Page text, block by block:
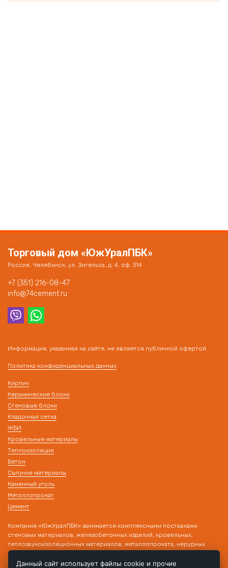
Торговый дом «ЮжУралПБК»
Россия, Челябинск, ул. Энгельса, д. 4, оф. 314
+7 (351) 216-08-47
info@74cement.ru
Информация, указанная на сайте, не является публичной офертой
Политика конфиденциальных данных
Кирпич
Керамические блоки
Стеновые блоки
Кладочная сетка
ЖБИ
Кровельные материалы
Теплоизоляция
Бетон
Сыпучие материалы
Каменный уголь
Металлопрокат
Цемент
Компания «ЮжУралПБК» занимается комплексными поставками
стеновых материалов, железобетонных изделий, кровельных,
теплозвукоизоляционных материалов, металлопроката, нерудных
материалов на строительные объекты. Наличие собственного
транспорта и склада позволяет производить поставку товара в день
Данный сайт использует файлы cookie и прочие